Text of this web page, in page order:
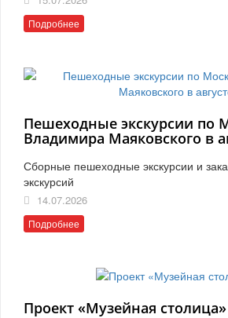
Подробнее
Пешеходные экскурсии по
Владимира Маяковского в
Сборные пешеходные экскурсии и
экскурсий
14.07.2026
Подробнее
Проект «Музейная столица»